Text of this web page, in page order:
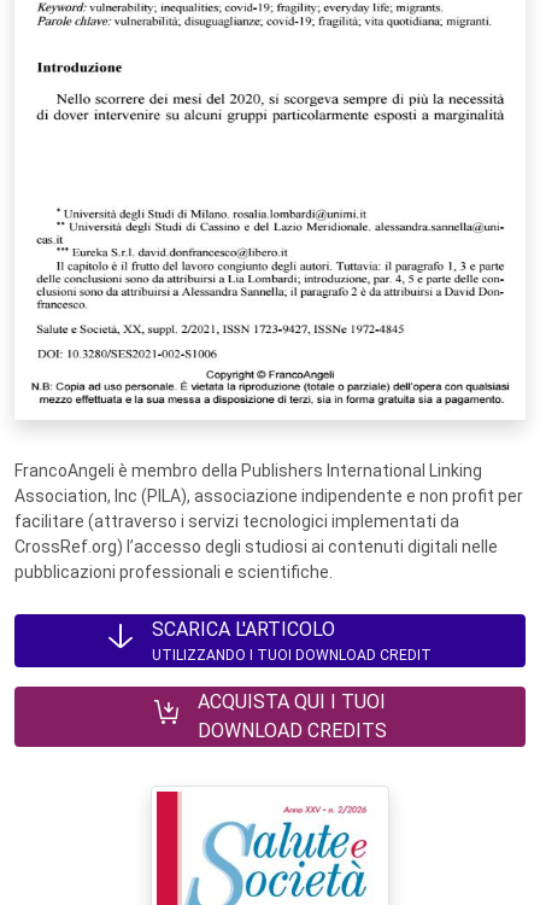
FrancoAngeli è membro della Publishers International Linking
Association, Inc (PILA), associazione indipendente e non profit per
facilitare (attraverso i servizi tecnologici implementati da
CrossRef.org) l’accesso degli studiosi ai contenuti digitali nelle
pubblicazioni professionali e scientifiche.
SCARICA L'ARTICOLO
UTILIZZANDO I TUOI DOWNLOAD CREDIT
ACQUISTA QUI I TUOI
DOWNLOAD CREDITS